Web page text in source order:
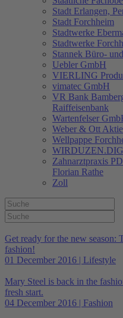
Stadt Erlangen,
Stadt Forchheim
Stadtwerke
Stadtwerke
Stannek Büro-
Uebler GmbH
VIERLING
vimatec GmbH
VR Bank
Raiffeisenbank
Wartenfelser
Weber & Ott
Wellpappe
Zahnarztpraxis
Florian Rathe
Zoll
Get ready for the new
fashion!
01 December 2016 | Lifestyle
Mary Steel is back in the
fresh start.
04 December 2016 | Fashion